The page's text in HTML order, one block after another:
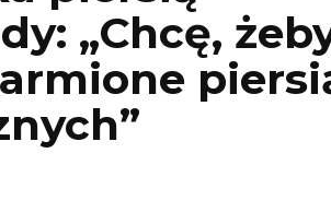
„Chcę,